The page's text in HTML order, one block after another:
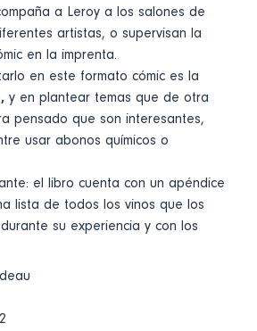
a Leroy a los salones de
artistas, o supervisan la
en la imprenta.
en este formato cómic es la
, y en plantear temas que de otra
pensado que son interesantes,
usar abonos químicos o
el libro cuenta con un apéndice
lista de todos los vinos que los
su experiencia y con los